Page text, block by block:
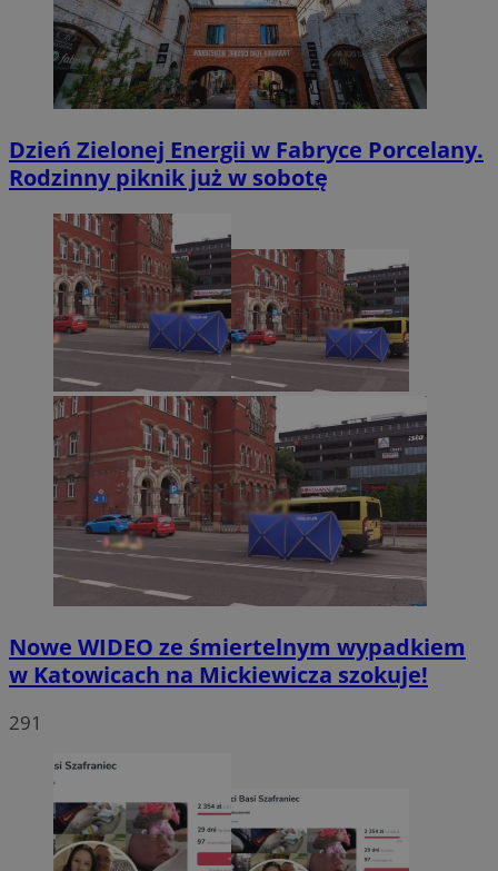
Dzień Zielonej Energii w Fabryce Porcelany.
Rodzinny piknik już w sobotę
Nowe WIDEO ze śmiertelnym wypadkiem
w Katowicach na Mickiewicza szokuje!
291